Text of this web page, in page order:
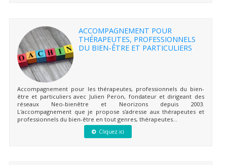
ACCOMPAGNEMENT POUR
THÉRAPEUTES, PROFESSIONNELS
DU BIEN-ÊTRE ET PARTICULIERS
Accompagnement pour les thérapeutes, professionnels du bien-
être et particuliers avec Julien Peron, fondateur et dirigeant des
réseaux Neo-bienêtre et Neorizons depuis 2003.
L'accompagnement que je propose s'adresse aux thérapeutes et
professionnels du bien-être en tout genres, thérapeutes...
Cliquez ici